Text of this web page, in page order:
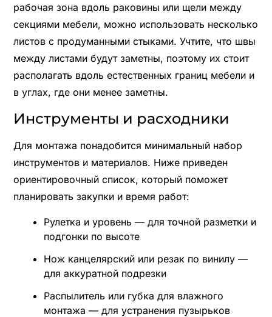
рабочая зона вдоль раковины или щели между
секциями мебели, можно использовать несколько
листов с продуманными стыками. Учтите, что швы
между листами будут заметны, поэтому их стоит
располагать вдоль естественных границ мебели и
в углах, где они менее заметны.
Инструменты и расходники
Для монтажа понадобится минимальный набор
инструментов и материалов. Ниже приведен
ориентировочный список, который поможет
планировать закупки и время работ:
Рулетка и уровень — для точной разметки и
подгонки по высоте
Нож канцелярский или резак по винилу —
для аккуратной подрезки
Распылитель или губка для влажного
монтажа — для устранения пузырьков